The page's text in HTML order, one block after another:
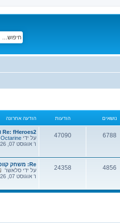
נושאים הודעות הודעה אחרונה
6788
47090
Re: fHeroes2 ו HOMM3 HD
על ידי Octarine
ו' אוגוסט 07, 2026 6:22 pm
4856
24358
Re: משחק קווסט על בחורה שצריכ…
על ידי סלאשר
ו' אוגוסט 07, 2026 12:58 pm